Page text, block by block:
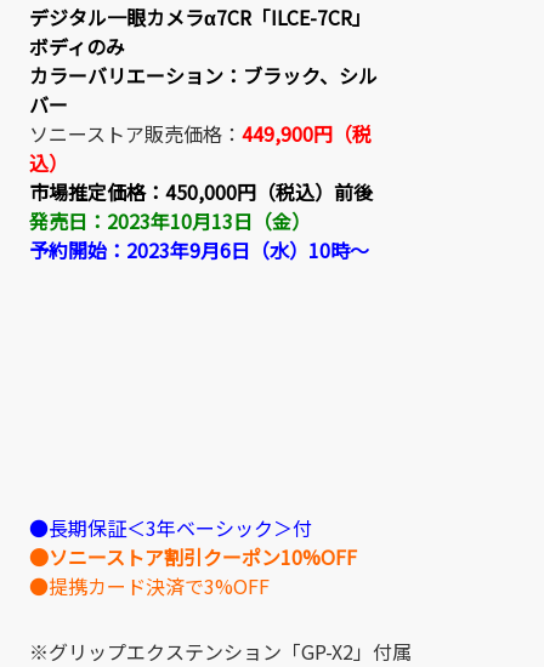
デジタル一眼カメラα7CR「ILCE-7CR」
ボディのみ
カラーバリエーション：ブラック、シル
バー
ソニーストア販売価格： 449,900円（税
込）
市場推定価格： 450,000円（税込）前後
発売日：2023年10月13日（金）
予約開始：2023年9月6日（水）10時～
●長期保証＜3年ベーシック＞付
●ソニーストア割引クーポン10%OFF
●提携カード決済で3%OFF
※グリップエクステンション「GP-X2」付属